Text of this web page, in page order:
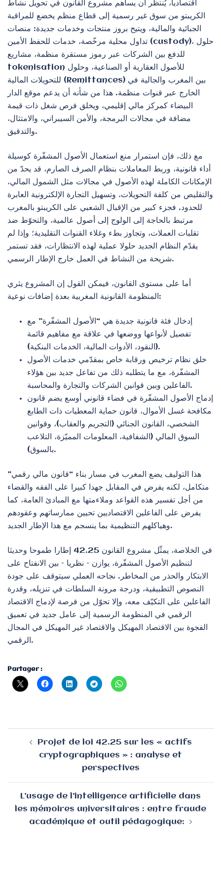
اقتصاديا، يُنتظر أن يساهم مشروع القانون في تحويل نشاط
الكريبتو من سوق غير رسمية إلى قطاع منظم يخضع للمراقبة
الجبائية والمالية، ويتيح بروز منتجات وخدمات جديدة: منصات
تداول محلية مرخّصة، خدمات للحفظ الأمين (custody)، حلول
للدفع بين الشركات عبر رموز مستقرة منظمة، مشاريع
tokenisation للأصول العقارية أو الصناعية، وحلول
للتحويلات المالية (Remittances) بين المغرب والجالية في
الخارج عبر قنوات منظمة. هذا من شأنه أن يدعم موقع الدار
البيضاء كمركز مالي إقليمي، ويخلق فرص شغل ذات قيمة
مضافة في مجالات البرمجة، والأمن السيبراني، والامتثال،
والتدقيق.
مع ذلك، فإن استمرار منع استعمال الأصول المشفّرة كوسيلة
أداء قانونية، وربط المعاملات بنظام الصرف الصارم، قد يحدّ من
الإمكانات الكاملة لهذه الأصول في مجالات مثل الشمول المالي،
والتقليص من كلفة التحويلات، وتسهيل التجارة الإلكترونية العابرة
للحدود. فجزء كبير من الإقبال الشعبي على الكريبتو بالمغرب
مرتبط بالحاجة إلى الولوج إلى أصول عالمية، والتحوّط ضد
تقلبات العملات، وتجاوز بطء وغلاء القنوات التقليدية؛ وإذا لم
يقدّم النظام الجديد حلولا عملية لهذه الانتظارات، فقد تستمر
شريحة من النشاط في العمل خارج الإطار الرسمي.
أما على مستوى القانون، فيمكن القول إن المشروع يثري
المنظومة القانونية المغربية بعدة إضافات نوعية:
إدخال فئة قانونية جديدة هي “الأصول المشفّرة” مع
تفصيل لأنواعها ووضعها في علاقة مع مفاهيم قائمة
(النقود، الأدوات المالية، الخدمات البنكية).
خلق نظام ترخيص ورقابة خاص بمقدّمي خدمات الأصول
المشفّرة، مع ما يتطلبه ذلك من تفاعل جديد بين هؤلاء
الفاعلين وبين قوانين الشركات والتجارة والمحاسبة.
إدماج الأصول المشفّرة في فضاء قانوني أوسع يضم قانون
مكافحة غسل الأموال، قانون حماية المعطيات ذات الطابع
الشخصي، القانون الجنائي (التجريم والعقاب)، وقوانين
السوق المالي (الشفافية، المعلومات المميّزة، التلاعب
بالسوق).
هذا التوليف يضع المغرب في مسار بناء “قانون مالي رقمي”
متكامل، لكنه يفرض في المقابل جهدا كبيرا على الفقه والقضاء
من أجل تفسير هذه القواعد وملاءمتها مع المبادئ العامة، كما
يفرض على الفاعلين الاقتصاديين تحيين ممارساتهم وعقودهم
وهياكلهم التنظيمية بما ينسجم مع هذا الإطار الجديد.
في الخلاصة، يمثّل مشروع القانون 42.25 إطارا طموحا وحديثا
لتنظيم الأصول المشفّرة، يوازن – نظريا – بين الانفتاح على
الابتكار والحذر من المخاطر. نجاحه العملي سيتوقف على جودة
النصوص التطبيقية، ودرجة مرونة السلطات في تنزيله، وقدرة
الفاعلين على التكيّف معه، وإلا تحوّل من فرصة لإدماج الاقتصاد
الرقمي في المنظومة الرسمية إلى عامل جديد في تعميق
الفجوة بين الاقتصاد المهيكل والاقتصاد غير المهيكل في المجال
الرقمي.
Partager :
d’articleProjet de loi 42.25 sur les « actifs
cryptographiques » : analyse et
perspectives
L’usage de l’intelligence artificielle dans
les mémoires universitaires : entre fraude
académique et outil pédagogique: